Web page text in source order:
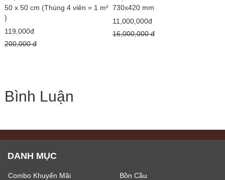
50 x 50 cm (Thùng 4 viên = 1 m²
)
119,000đ
200,000 đ
730x420 mm
11,000,000đ
16,000,000 đ
Bình Luận
DANH MỤC
Combo Khuyến Mãi
Bồn Cầu